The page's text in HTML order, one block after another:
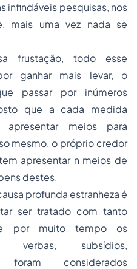
infindáveis pesquisas, nos
mais uma vez nada se
frustação, todo esse
ganhar mais levar, o
passar por inúmeros
que a cada medida
meios para
mesmo, o próprio credor
apresentar n meios de
destes.
profunda estranheza é
ser tratado com tanto
por muito tempo os
verbas, subsídios,
foram considerados